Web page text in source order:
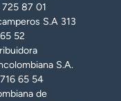
87 01
S.A 313
52
S.A.
65 54
de